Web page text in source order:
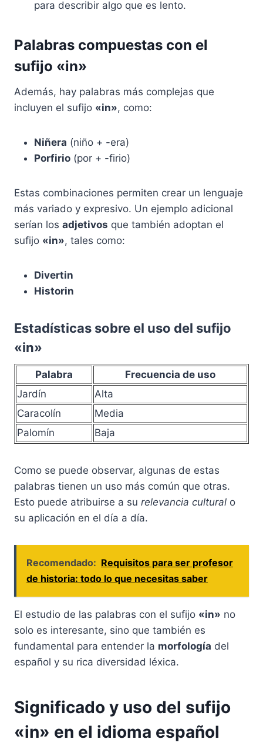
para describir algo que es lento.
Palabras compuestas con el
sufijo «in»
Además, hay palabras más complejas que
incluyen el sufijo «in», como:
Niñera (niño + -era)
Porfirio (por + -firio)
Estas combinaciones permiten crear un lenguaje
más variado y expresivo. Un ejemplo adicional
serían los adjetivos que también adoptan el
sufijo «in», tales como:
Divertin
Historin
Estadísticas sobre el uso del sufijo
«in»
Palabra
Frecuencia de uso
Jardín
Alta
Caracolín
Media
Palomín
Baja
Como se puede observar, algunas de estas
palabras tienen un uso más común que otras.
Esto puede atribuirse a su relevancia cultural o
su aplicación en el día a día.
Recomendado: Requisitos para ser profesor
de historia: todo lo que necesitas saber
El estudio de las palabras con el sufijo «in» no
solo es interesante, sino que también es
fundamental para entender la morfología del
español y su rica diversidad léxica.
Significado y uso del sufijo
«in» en el idioma español